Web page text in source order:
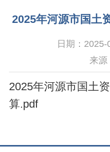
2025年河源市国土
日期：
来源
2025年河源市国土
算.pdf